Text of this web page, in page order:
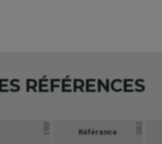
RÉFÉRENCES
Référence